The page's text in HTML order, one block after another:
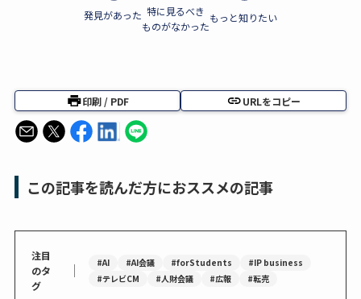
発見があった 特に見るべき
ものがなかった
もっと知りたい
印刷 / PDF URLをコピー
この記事を読んだ方におススメの記事
注目
のタ
グ
｜ #AI #AI会議 #forStudents
#IP business
#テレビCM
#人財会議 #広報 #転売